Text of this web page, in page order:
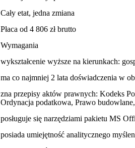
Cały etat, jedna zmiana
Płaca od 4 806 zł brutto
Wymagania
wykształcenie wyższe na kierunkach:
ma co najmniej 2 lata doświadczenia w
zna przepisy aktów prawnych: Kodeks
Ordynacja podatkowa, Prawo
posługuje się narzędziami pakietu MS
posiada umiejętność analitycznego